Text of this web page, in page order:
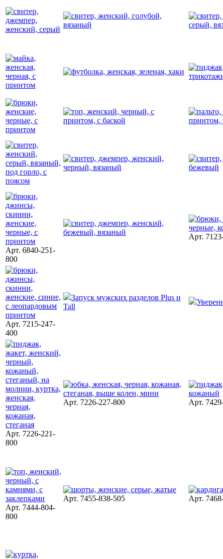
Арт. 6840-251-
800
Арт.
Арт. 7215-247-
400
Запуск мужских разделов Plus и
Tall
Арт. 7226-221-
800
Арт. 7226-227-800 Арт.
Арт. 7444-804-
800
Арт. 7455-838-505 Арт.